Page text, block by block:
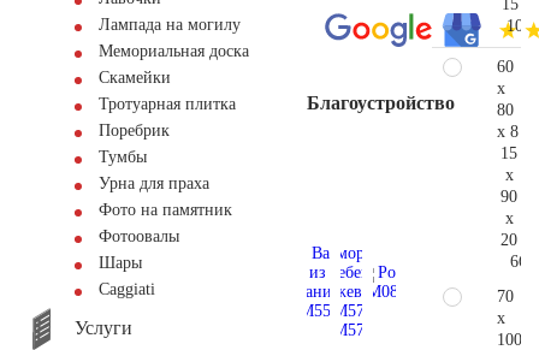
Лампада на могилу
Мемориальная доска
Скамейки
Тротуарная плитка
Поребрик
Тумбы
Урна для праха
Фото на памятник
Фотоовалы
Шары
Сaggiati
Услуги
Благоустройство
15
60
x
80
x 8
15
x
90
x
20
70
x
100